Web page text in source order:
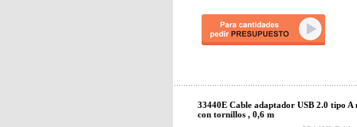
33440E Cable adaptador USB 2.0 tipo A
con tornillos , 0,6 m